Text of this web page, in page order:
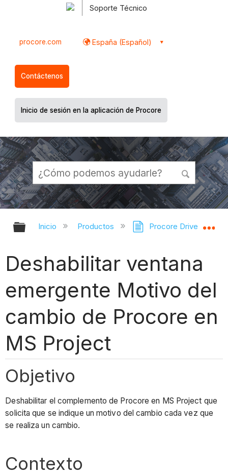
Soporte Técnico
procore.com España (Español)
Contáctenos
Inicio de sesión en la aplicación de Procore
Expandir/contraer jerarquía global
Inicio Productos Procore Drive
Deshabilitar ventana
emergente Motivo del
cambio de Procore en
MS Project
Objetivo
Deshabilitar el complemento de Procore en MS Project que
solicita que se indique un motivo del cambio cada vez que
se realiza un cambio.
Contexto